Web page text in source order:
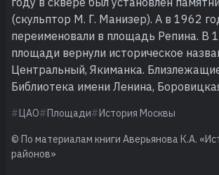
(скульптор М. Г. Манизер). А в 1962
переименовали в площадь Репина. В
площади вернули историческое
Центральный, Якиманка.
Библиотека имени Ленина,
ЦАО Площади История Москвы
© По материалам книги Аверьянова К.А.
районов»